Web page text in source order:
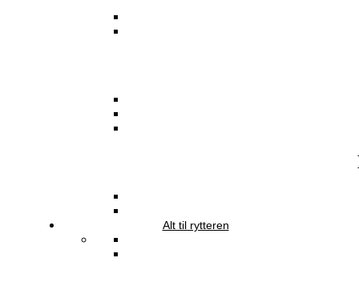
Alt til rytteren